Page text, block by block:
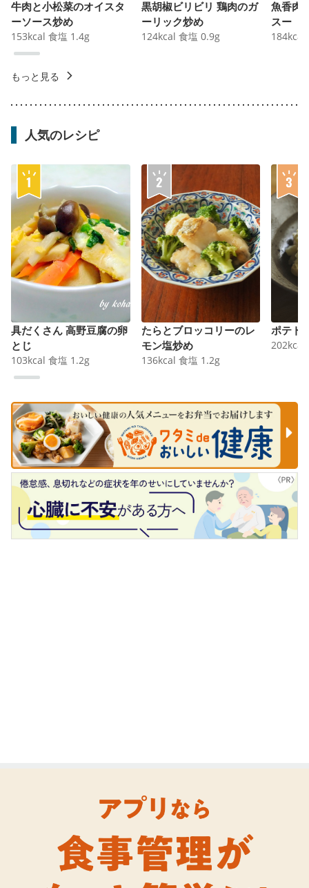
牛肉と小松菜のオイスタ
ーソース炒め
153kcal 食塩 1.4g
黒胡椒ビリビリ 鶏肉のガ
ーリック炒め
124kcal 食塩 0.9g
魚香肉
スー
184kcal
もっと見る
人気のレシピ
具だくさん 高野豆腐の卵
とじ
103kcal 食塩 1.2g
たらとブロッコリーのレ
モン塩炒め
136kcal 食塩 1.2g
ポテト
202kcal